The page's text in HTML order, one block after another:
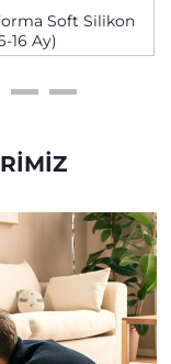
Soft Silikon
16 Ay)